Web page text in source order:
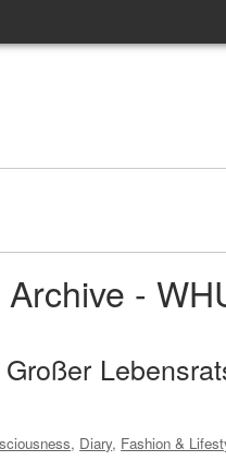
-
Großer
, Diary, Fashion &